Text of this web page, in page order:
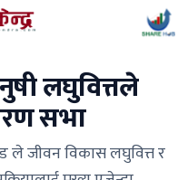
लघुवित्तले
सभा
ले जीवन विकास लघुवित्त र